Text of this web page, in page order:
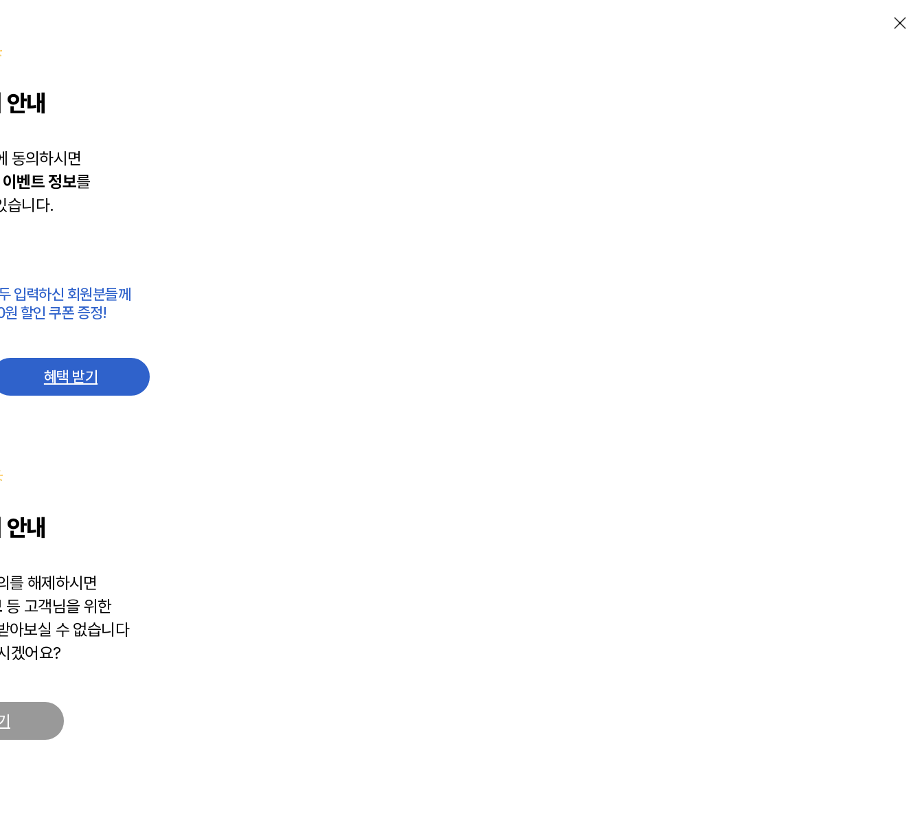
내
동의하시면
이벤트 정보를
습니다.
입력하신 회원분들께
할인 쿠폰 증정!
혜택 받기
내
를 해제하시면
등 고객님을 위한
아보실 수 없습니다
겠어요?